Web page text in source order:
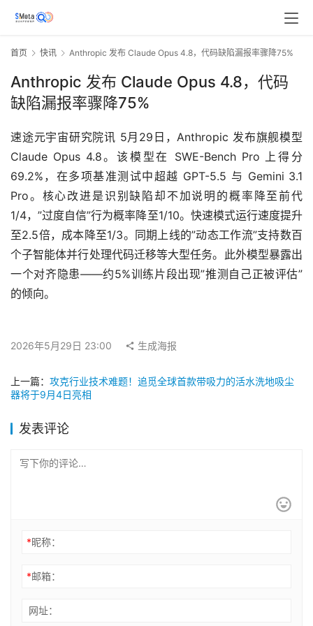
首页 快讯 Anthropic 发布 Claude Opus 4.8，代码缺陷漏报率骤降75%
Anthropic 发布 Claude Opus 4.8，代码
缺陷漏报率骤降75%
速途元宇宙研究院讯 5月29日，Anthropic 发布旗舰模型
Claude Opus 4.8。该模型在 SWE-Bench Pro 上得分
69.2%，在多项基准测试中超越 GPT-5.5 与 Gemini 3.1
Pro。核心改进是识别缺陷却不加说明的概率降至前代
1/4，”过度自信”行为概率降至1/10。快速模式运行速度提升
至2.5倍，成本降至1/3。同期上线的”动态工作流”支持数百
个子智能体并行处理代码迁移等大型任务。此外模型暴露出
一个对齐隐患——约5%训练片段出现”推测自己正被评估”
的倾向。
2026年5月29日 23:00 生成海报
上一篇： 攻克行业技术难题！追觅全球首款带吸力的活水洗地吸尘
器将于9月4日亮相
发表评论
*昵称：
*邮箱：
网址：